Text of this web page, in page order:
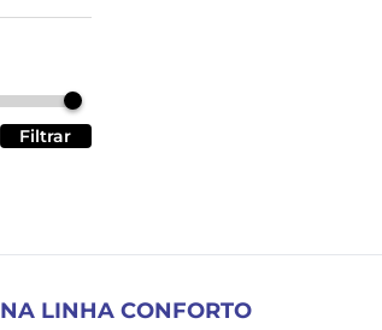
Filtrar
NA LINHA CONFORTO